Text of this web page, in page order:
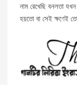
নাম রেখেছি বনলতা যখন
হয়তো বা সেই ক্ষণেই